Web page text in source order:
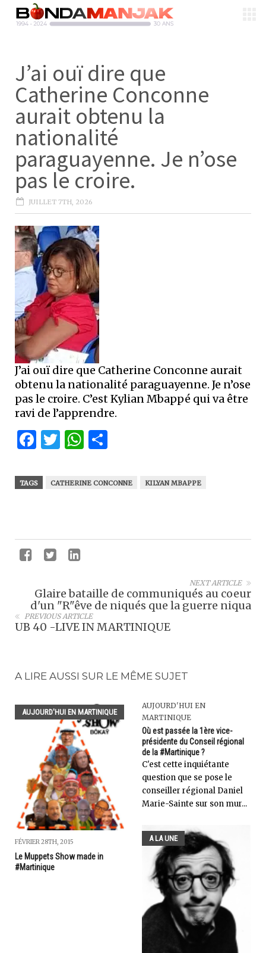
J’ai ouï dire que
Catherine Conconne
aurait obtenu la
nationalité
paraguayenne. Je n’ose
pas le croire.
JUILLET 7TH, 2026
J’ai ouï dire que Catherine Conconne aurait
obtenu la nationalité paraguayenne. Je n’ose
pas le croire. C’est Kylian Mbappé qui va être
ravi de l’apprendre.
Facebook
Twitter
WhatsApp
TAGS CATHERINE CONCONNE KILYAN MBAPPE
NEXT ARTICLE
Glaire bataille de communiqués au coeur
d'un "R"êve de niqués que la guerre niqua
PREVIOUS ARTICLE
UB 40 -LIVE IN MARTINIQUE
A LIRE AUSSI SUR LE MÊME SUJET
AUJOURD'HUI EN MARTINIQUE
FÉVRIER 28TH, 2015
Le Muppets Show made in
#Martinique
AUJOURD'HUI EN
MARTINIQUE
Où est passée la 1ère vice-
présidente du Conseil régional
de la #Martinique ?
C'est cette inquiétante
question que se pose le
conseiller régional Daniel
Marie-Sainte sur son mur...
A LA UNE